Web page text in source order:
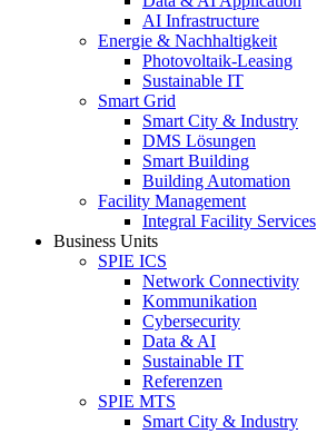
AI Infrastructure
Energie & Nachhaltigkeit
Photovoltaik-Leasing
Sustainable IT
Smart Grid
Smart City & Industry
DMS Lösungen
Smart Building
Building Automation
Facility Management
Integral Facility Services
Business Units
SPIE ICS
Network Connectivity
Kommunikation
Cybersecurity
Data & AI
Sustainable IT
Referenzen
SPIE MTS
Smart City & Industry